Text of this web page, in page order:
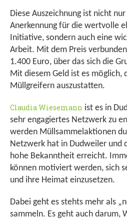
Diese Auszeichnung ist nicht
Anerkennung für die wertvolle
Initiative, sondern auch eine
Arbeit. Mit dem Preis
1.400 Euro, über das sich die
Mit diesem Geld ist es möglich,
Müllgreifern auszustatten.
Claudia Wiesemann ist es in
sehr engagiertes Netzwerk zu
werden Müllsammelaktionen
Netzwerk hat in Dudweiler und
hohe Bekanntheit erreicht.
können motiviert werden, sich
und ihre Heimat einzusetzen.
Dabei geht es stehts mehr als
sammeln. Es geht auch darum,